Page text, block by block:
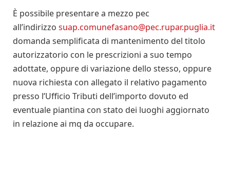
È possibile presentare a mezzo pec
all’indirizzo suap.comunefasano@pec.rupar.puglia.it
domanda semplificata di mantenimento del titolo
autorizzatorio con le prescrizioni a suo tempo
adottate, oppure di variazione dello stesso, oppure
nuova richiesta con allegato il relativo pagamento
presso l’Ufficio Tributi dell’importo dovuto ed
eventuale piantina con stato dei luoghi aggiornato
in relazione ai mq da occupare.